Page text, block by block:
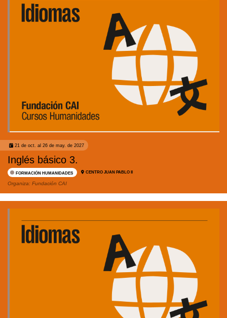
21 de oct. al 26 de may. de 2027
Inglés básico 3.
FORMACIÓN HUMANIDADES CENTRO JUAN PABLO II
Organiza: Fundación CAI